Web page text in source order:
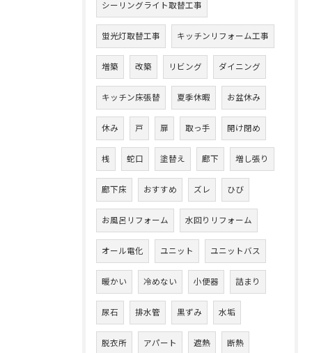
シーリングライト取替工事
蛍光灯取替工事 キッチンリフォーム工事
増築 改築 リビング ダイニング
キッチン床張替 夏季休暇 お盆休み
休み 戸 扉 取っ手 開け閉め
桟 蛇口 塗替え 廊下 増し張り
廊下床 おすすめ ズレ ひび
お風呂リフォーム 水回りリフォーム
オール電化 ユニット ユニットバス
暖かい 冷めない 小便器 詰まり
尿石 排水管 黒ずみ 水垢
脱衣所 アパート 遮熱 断熱